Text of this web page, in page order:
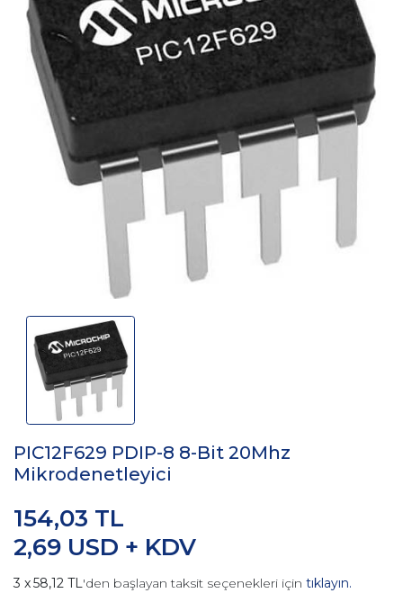
PIC12F629 PDIP-8 8-Bit 20Mhz
Mikrodenetleyici
2,69 USD + KDV
154,03 TL
58,12 TL'den başlayan taksit seçenekleri için tıklayın.